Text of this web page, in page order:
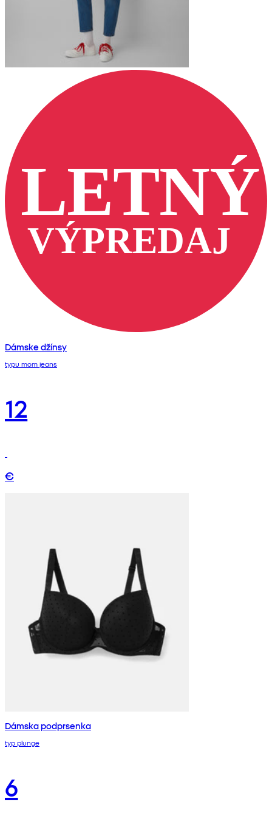
Dámske džínsy
typu mom jeans
12
€
Dámska podprsenka
typ plunge
6